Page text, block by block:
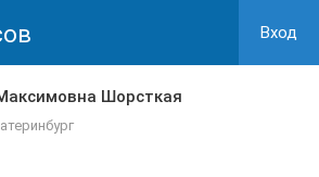
Вход
Шорсткая